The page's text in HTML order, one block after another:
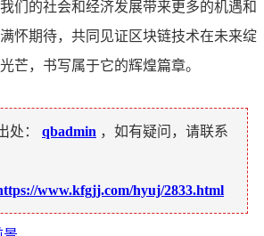
们的社会和经济发展带来更多的机遇和
怀期待，共同见证区块链技术在未来绽
芒，书写属于它的辉煌篇章。
处： qbadmin ，如有疑问，请联系
www.kfgjj.com/hyuj/2833.html